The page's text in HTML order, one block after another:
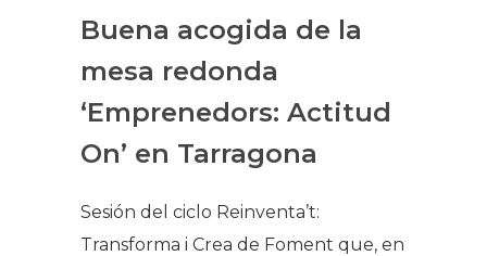
Buena acogida de la
mesa redonda
‘Emprenedors: Actitud
On’ en Tarragona
Sesión del ciclo Reinventa’t:
Transforma i Crea de Foment que, en